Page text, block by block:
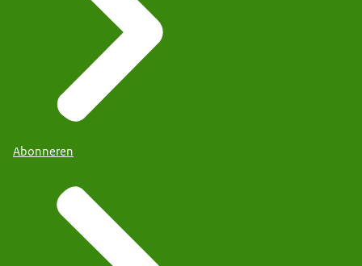
Abonneren